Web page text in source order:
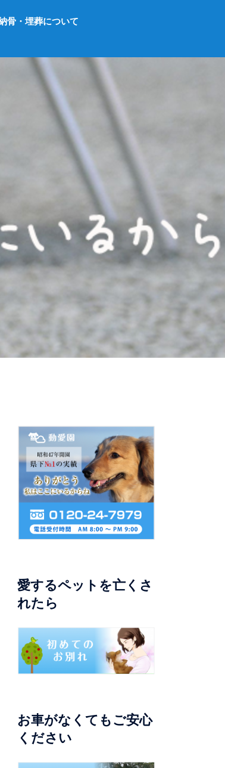
骨・埋葬について
愛するペットを亡くさ
れたら
お車がなくてもご安心
ください